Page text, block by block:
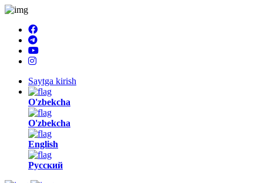
Saytga kirish
O'zbekcha
O'zbekcha
English
Русский